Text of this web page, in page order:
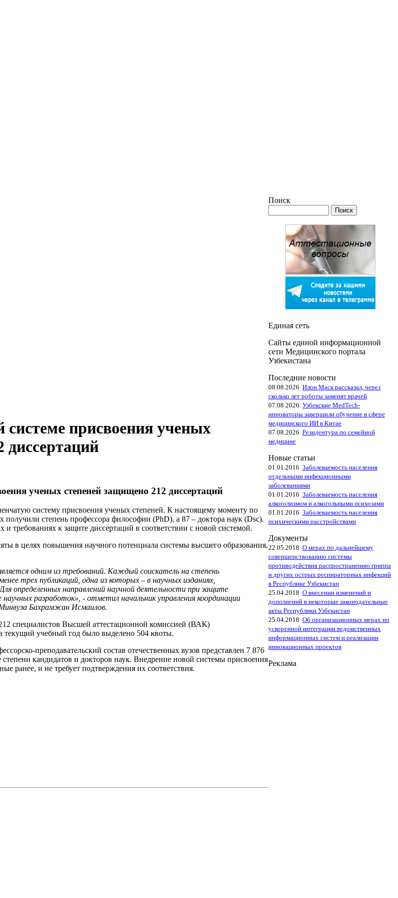
системе присвоения ученых
диссертаций
ученых степеней защищено 212 диссертаций
систему присвоения ученых степеней. К настоящему моменту по
получили степень профессора философии (PhD), а 87 – доктора наук (Dsc).
требованиях к защите диссертаций в соответствии с новой системой.
в целях повышения научного потенциала системы высшего образования,
одним из требований. Каждый соискатель на степень
трех публикаций, одна из которых – в научных изданиях,
определенных направлений научной деятельности при защите
разработок», - отметил начальник управления координации
Бахрамжан Исмаилов.
специалистов Высшей аттестационной комиссией (ВАК)
текущий учебный год было выделено 504 квоты.
преподавательский состав отечественных вузов представлен 7 876
кандидатов и докторов наук. Внедрение новой системы присвоения
ранее, и не требует подтверждения их соответствия.
Поиск
Единая сеть
Сайты единой информационной
сети Медицинского портала
Узбекистана
Последние новости
08.08.2026 Илон Маск рассказал, через
сколько лет роботы заменят врачей
07.08.2026 Узбекские MedTech-
инноваторы завершили обучение в сфере
медицинского ИИ в Китае
07.08.2026 Резидентура по семейной
медицине
Новые статьи
01.01.2016 Заболеваемость населения
отдельными инфекционными
заболеваниями
01.01.2016 Заболеваемость населения
алкоголизмом и алкогольными психозами
01.01.2016 Заболеваемость населения
психическими расстройствами
Документы
22.05.2018 О мерах по дальнейшему
совершенствованию системы
противодействия распространению гриппа
и других острых респираторных инфекций
в Республике Узбекистан
25.04.2018 О внесении изменений и
дополнений в некоторые законодательные
акты Республики Узбекистан
25.04.2018 Об организационных мерах но
ускоренной интеграции ведомственных
информационных систем и реализации
инновационных проектов
Реклама